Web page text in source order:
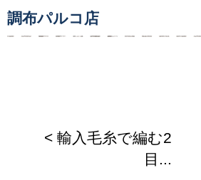
調布パルコ店
< 輸入毛糸で編む2
目...